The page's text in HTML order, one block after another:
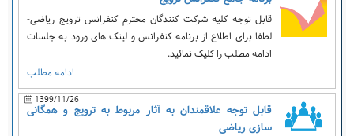
قابل توجه کلیه شرکت کنندگان محترم کنفرانس ترویج ریاضی-
لطفا برای اطلاع از برنامه کنفرانس و لینک های ورود به جلسات
ادامه مطلب را کلیک نمائید.
ادامه مطلب
1399/11/26
قابل توجه علاقمندان به آثار مربوط به ترویج و همگانی
سازی ریاضی